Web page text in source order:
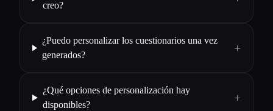
creo?
¿Puedo personalizar los cuestionarios una vez
generados?
+
¿Qué opciones de personalización hay
disponibles?
+